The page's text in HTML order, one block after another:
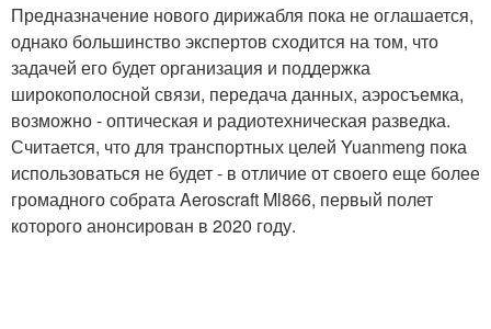
Предназначение нового дирижабля пока не оглашается,
однако большинство экспертов сходится на том, что
задачей его будет организация и поддержка
широкополосной связи, передача данных, аэросъемка,
возможно - оптическая и радиотехническая разведка.
Считается, что для транспортных целей Yuanmeng пока
использоваться не будет - в отличие от своего еще более
громадного собрата Aeroscraft Ml866, первый полет
которого анонсирован в 2020 году.